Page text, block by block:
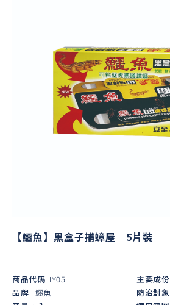
【鱷魚】黑盒子捕蟑屋｜5片裝
商品代碼 IY05
品牌 鱷魚
主要成份
防治對象